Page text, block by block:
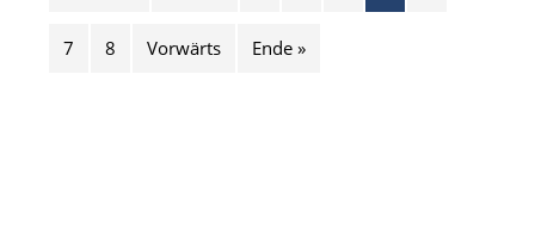
7 8 Vorwärts Ende »